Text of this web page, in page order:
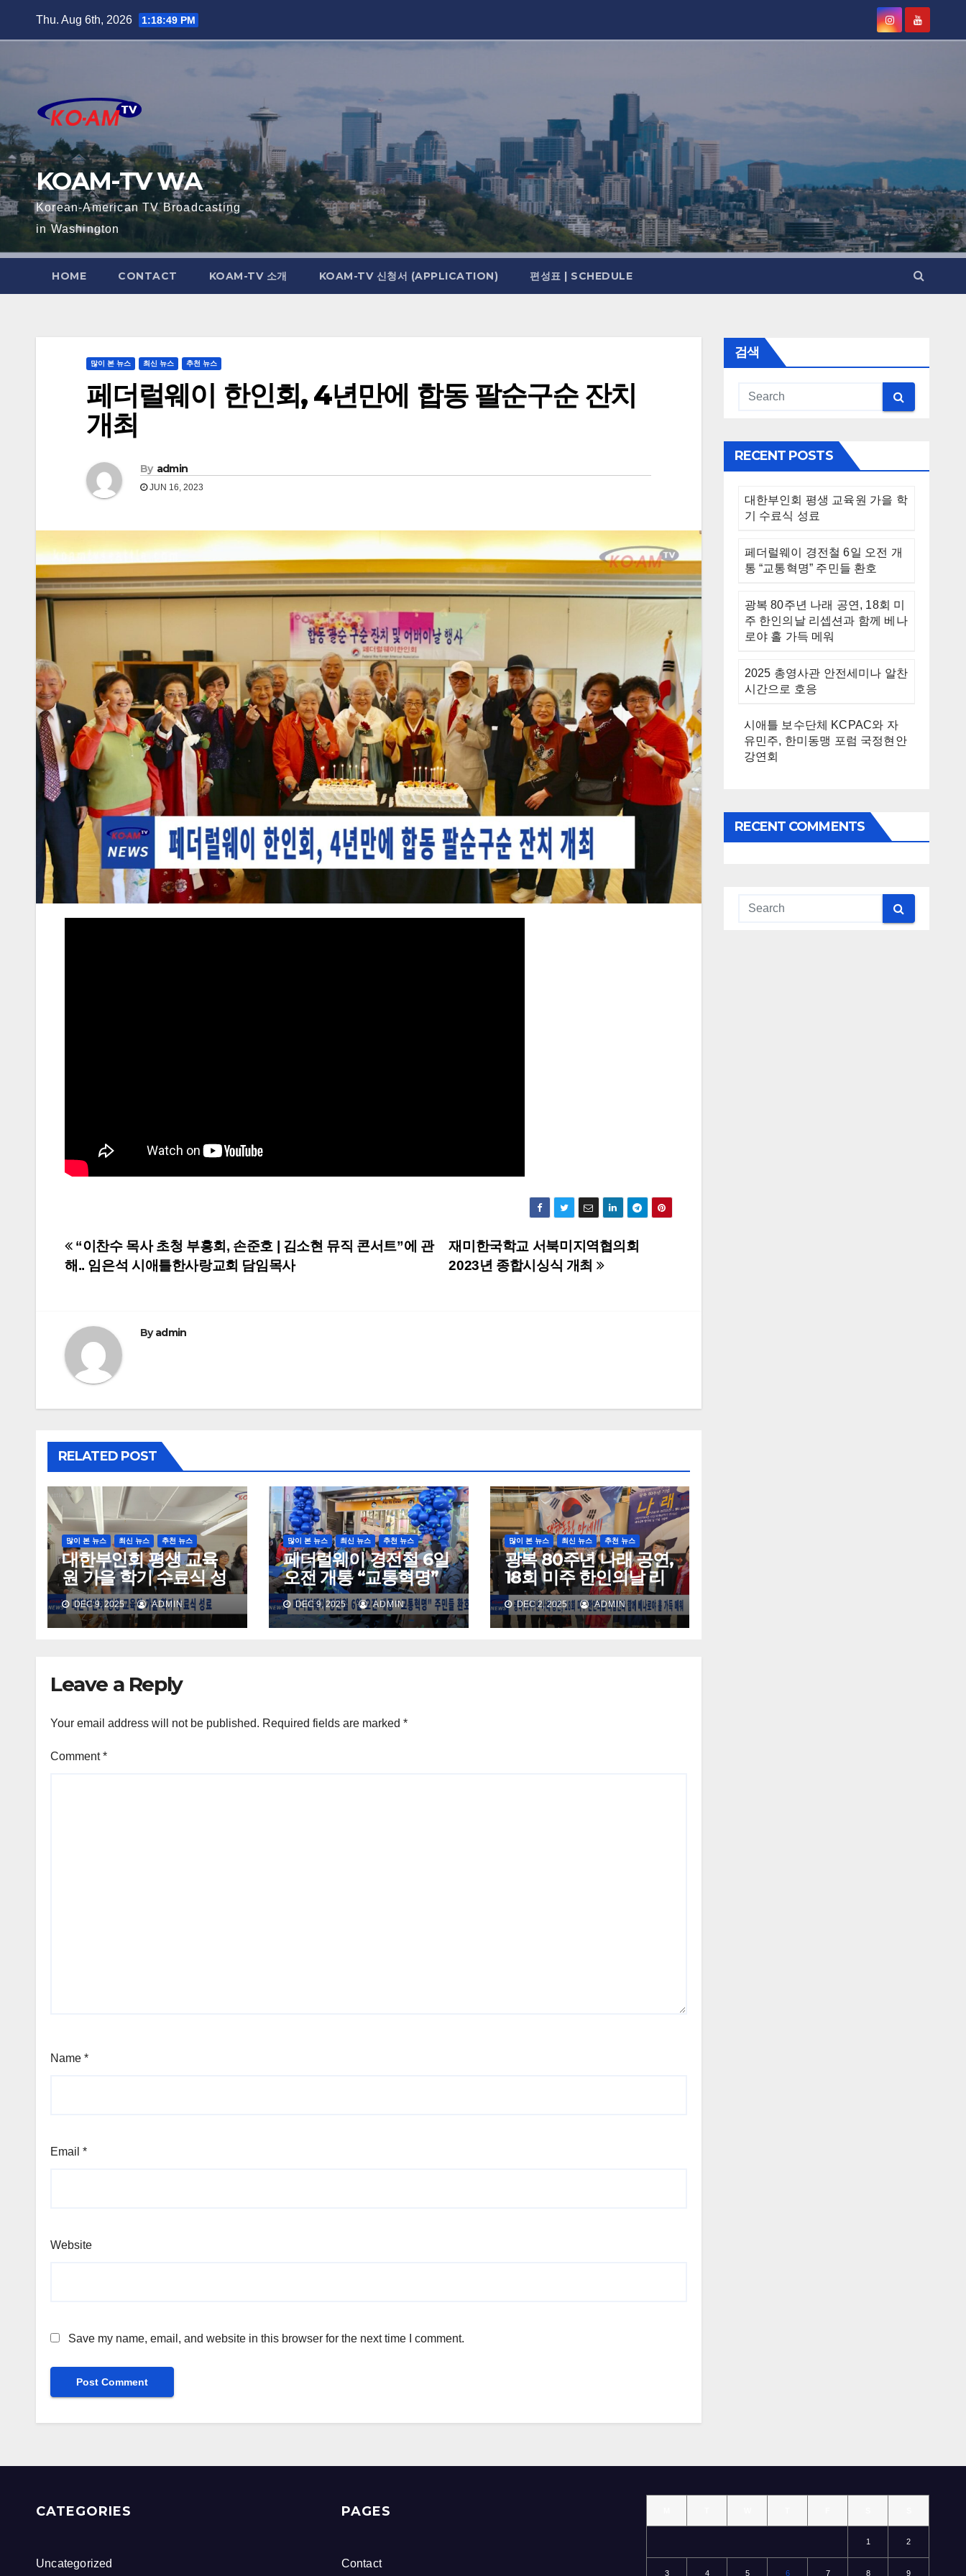
Thu. Aug 6th, 2026 1:18:50 PM
KOAM-TV WA
Korean-American TV Broadcasting
in Washington
HOME CONTACT KOAM-TV 소개 KOAM-TV 신청서 (APPLICATION) 편성표 | SCHEDULE
많이 본 뉴스 최신 뉴스 추천 뉴스
페더럴웨이 한인회, 4년만에 합동 팔순구순 잔치
개최
By admin
JUN 16, 2023
Post
navigation
재미한국학교 서북미지역협의회
2023년 종합시싱식 개최
“이찬수 목사 초청 부흥회, 손준호 | 김소현 뮤직 콘서트”에 관
해.. 임은석 시애틀한사랑교회 담임목사
Byadmin
RELATED POST
많이 본 뉴스 최신 뉴스 추천 뉴스
대한부인회 평생 교육
원 가을 학기 수료식 성
료DEC 9, 2025 ADMIN
많이 본 뉴스 최신 뉴스 추천 뉴스
페더럴웨이 경전철 6일
오전 개통 “교통혁명”
주민들 환호
DEC 9, 2025 ADMIN
많이 본 뉴스 최신 뉴스 추천 뉴스
광복 80주년 나래 공연,
18회 미주 한인의날 리
셉션과 함께 베나로야
홀 가득 메워
DEC 2, 2025 ADMIN
Leave a Reply
Your email address will not be published. Required fields are marked *
Comment*
Name *
Email *
Website
Save my name, email, and website in this browser for the next time I comment.
검색
RECENT POSTS
대한부인회 평생 교육원 가을 학
기 수료식 성료
페더럴웨이 경전철 6일 오전 개
통 “교통혁명” 주민들 환호
광복 80주년 나래 공연, 18회 미
주 한인의날 리셉션과 함께 베나
로야 홀 가득 메워
2025 총영사관 안전세미나 알찬
시간으로 호응
시애틀 보수단체 KCPAC와 자
유민주, 한미동맹 포럼 국정현안
강연회
RECENT COMMENTS
CATEGORIES
Uncategorized
PAGES
Contact
1 2
3 4 5 6 7 8 9